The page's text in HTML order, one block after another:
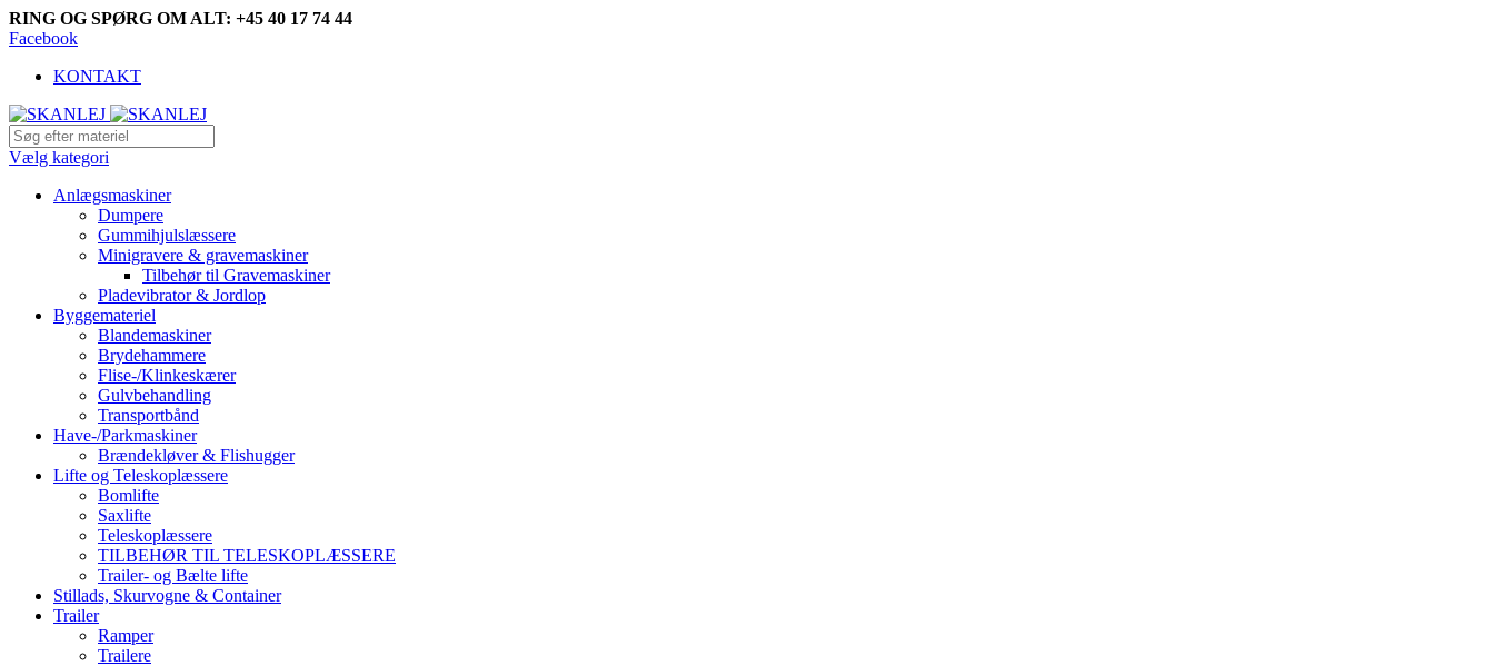
RING OG SPØRG OM ALT: +45 40 17 74 44
Facebook
KONTAKT
Vælg kategori
Anlægsmaskiner
Dumpere
Gummihjulslæssere
Minigravere & gravemaskiner
Tilbehør til Gravemaskiner
Pladevibrator & Jordlop
Byggemateriel
Blandemaskiner
Brydehammere
Flise-/Klinkeskærer
Gulvbehandling
Transportbånd
Have-/Parkmaskiner
Brændekløver & Flishugger
Lifte og Teleskoplæssere
Bomlifte
Saxlifte
Teleskoplæssere
TILBEHØR TIL TELESKOPLÆSSERE
Trailer- og Bælte lifte
Stillads, Skurvogne & Container
Trailer
Ramper
Trailere